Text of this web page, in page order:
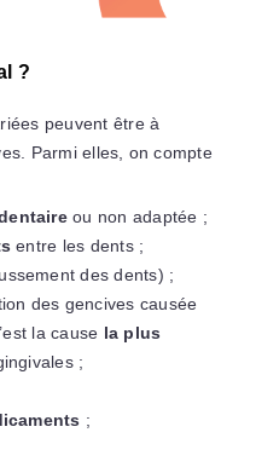
?
peuvent être à
Parmi elles, on compte
ou non adaptée ;
entre les dents ;
des dents) ;
des gencives causée
la cause la plus
;
;